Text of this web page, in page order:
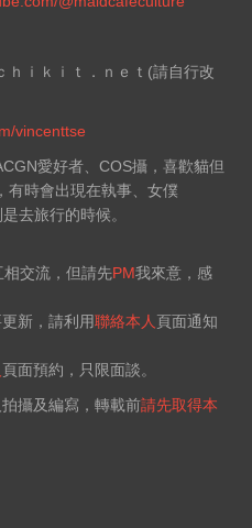
ｈｉｋｉｔ．ｎｅｔ(請自行改
vincenttse
愛好者、COS攝，喜歡貓但
有時會出現在執事、女僕
去旅行的時候。
相交流，但請先PM我來意，感
新，請利用聯絡本人 頁面通知
頁面預約，只限面談。
攝及編寫，轉載前請先取得本